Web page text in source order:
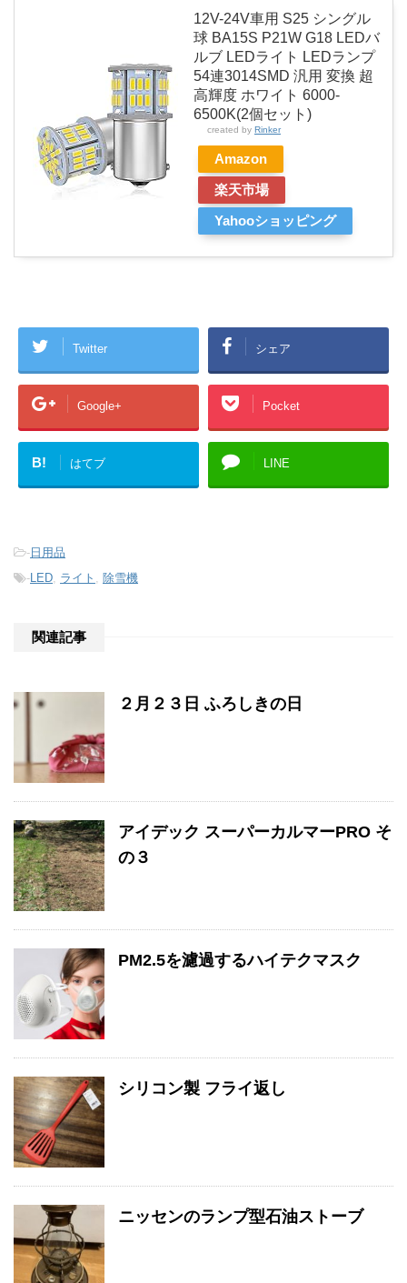
12V-24V車用 S25 シングル
球 BA15S P21W G18 LEDバ
ルブ LEDライト LEDランプ
54連3014SMD 汎用 変換 超
高輝度 ホワイト 6000-
6500K(2個セット)
created by Rinker
Amazon
楽天市場
Yahooショッピング
Twitter シェア
Google+ Pocket
B! はてブ LINE
-日用品
-LED ライト 除雪機
関連記事
２月２３日 ふろしきの日
アイデック スーパーカルマーPRO そ
の３
PM2.5を濾過するハイテクマスク
シリコン製 フライ返し
ニッセンのランプ型石油ストーブ